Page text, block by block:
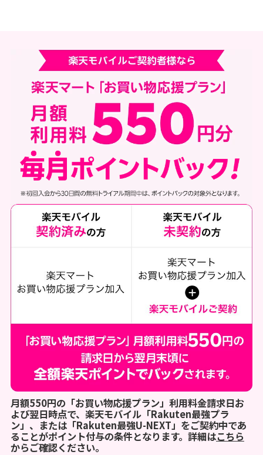
月額550円の「お買い物応援プラン」利用料金請求日お
よび翌日時点で、楽天モバイル「Rakuten最強プラ
ン」、または「Rakuten最強U-NEXT」をご契約中であ
ることがポイント付与の条件となります。詳細はこちら
からご確認ください。